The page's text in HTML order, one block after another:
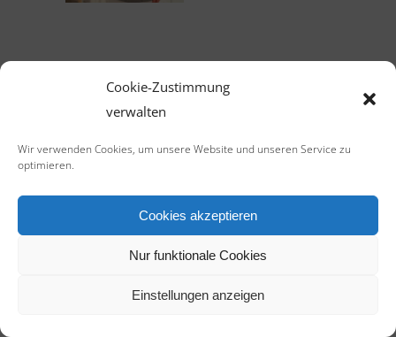
Cookie-Zustimmung
verwalten
Wir verwenden Cookies, um unsere Website und unseren Service zu
optimieren.
Cookies akzeptieren
Nur funktionale Cookies
Einstellungen anzeigen